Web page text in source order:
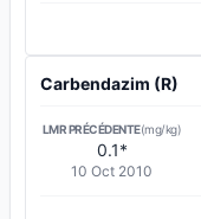
Carbendazim (R)
LMR PRÉCÉDENTE(mg/kg)
0.1*
10 Oct 2010